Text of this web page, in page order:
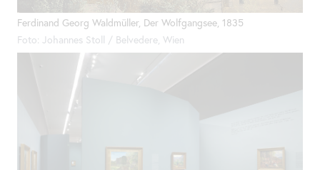
Ferdinand Georg Waldmüller, Der Wolfgangsee, 1835
Foto: Johannes Stoll / Belvedere, Wien